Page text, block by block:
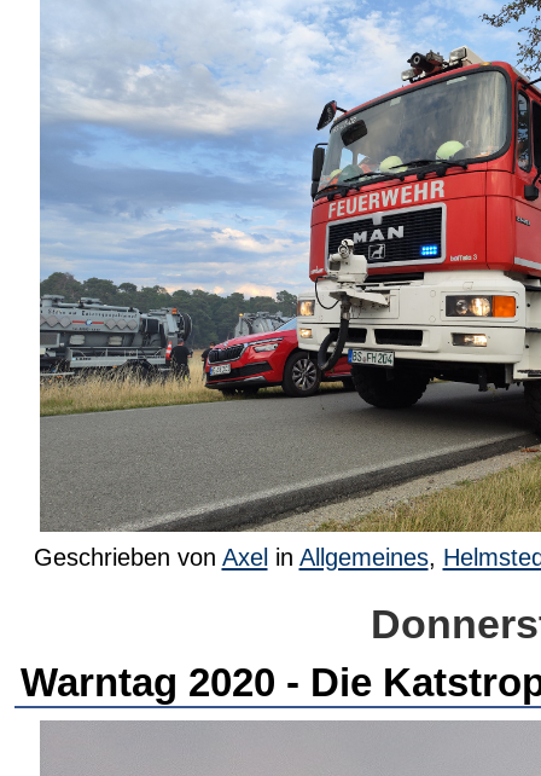
Geschrieben von Axel in Allgemeines,
Warntag 2020 - Die